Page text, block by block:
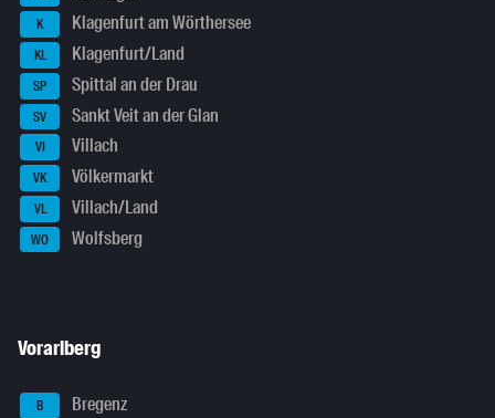
K Klagenfurt am Wörthersee
KL Klagenfurt/Land
SP Spittal an der Drau
SV Sankt Veit an der Glan
VI Villach
VK Völkermarkt
VL Villach/Land
WO Wolfsberg
Vorarlberg
B Bregenz